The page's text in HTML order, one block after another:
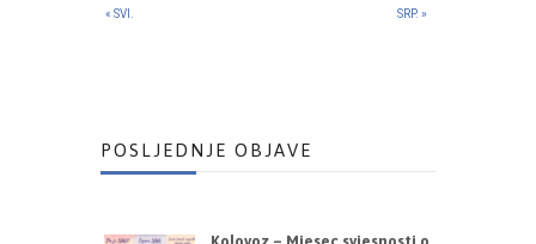
« SVI. SRP. »
POSLJEDNJE OBJAVE